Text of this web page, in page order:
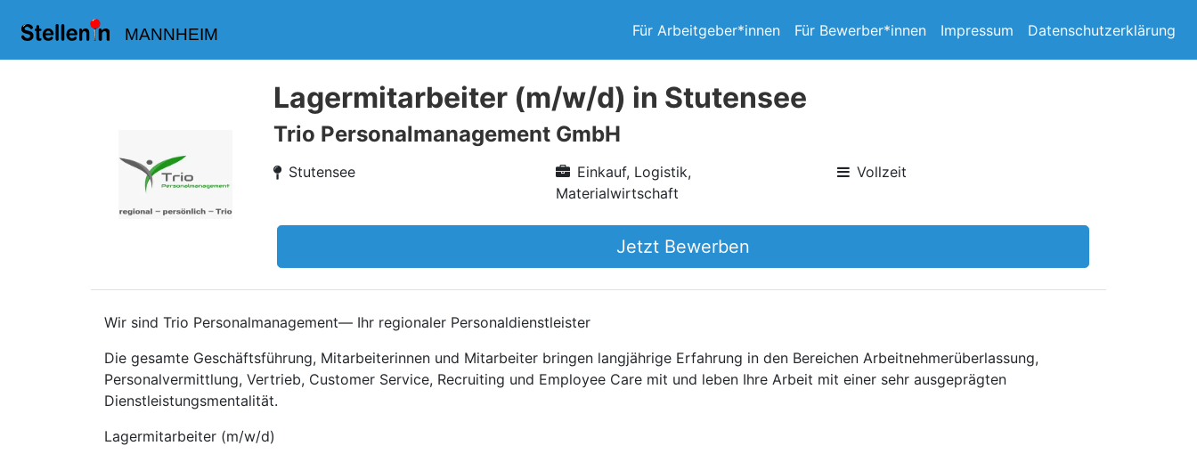
MANNHEIM Für Arbeitgeber*innen Für Bewerber*innen Impressum Datenschutzerklärung
Lagermitarbeiter (m/w/d) in Stutensee
Trio Personalmanagement GmbH
Stutensee
Einkauf, Logistik,
Materialwirtschaft
Vollzeit
Jetzt Bewerben
Wir sind Trio Personalmanagement— Ihr regionaler Personaldienstleister
Die gesamte Geschäftsführung, Mitarbeiterinnen und Mitarbeiter bringen langjährige Erfahrung in den Bereichen Arbeitnehmerüberlassung,
Personalvermittlung, Vertrieb, Customer Service, Recruiting und Employee Care mit und leben Ihre Arbeit mit einer sehr ausgeprägten
Dienstleistungsmentalität.
Lagermitarbeiter (m/w/d)